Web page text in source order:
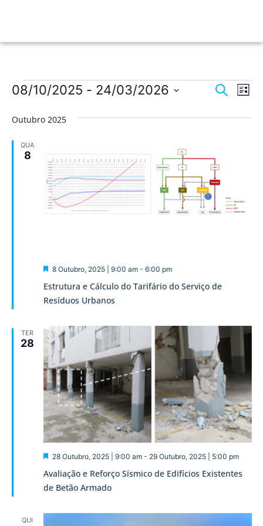
de
e
de
Pesquisar
Lista
08/10/2025 - 24/03/2026
data.
Outubro 2025
QUA
8
Estrutura e Cálculo do Tarifário do Serviço de
Resíduos Urbanos
Destaque
8 Outubro, 2025 | 9:00 am- 6:00 pm
TER
28
Avaliação e Reforço Sísmico de Edifícios Existentes
de Betão Armado
Destaque
28 Outubro, 2025 | 9:00 am- 29 Outubro, 2025 | 5:00 pm
QUI